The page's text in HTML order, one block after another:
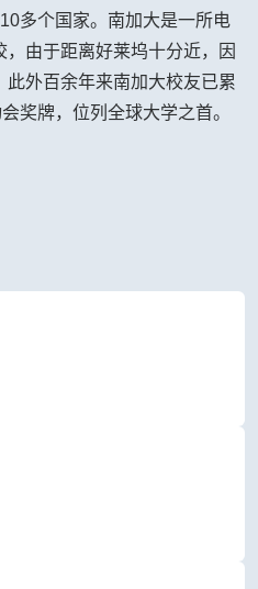
多个国家。南加大是一所电
由于距离好莱坞十分近，因
外百余年来南加大校友已累
奖牌，位列全球大学之首。